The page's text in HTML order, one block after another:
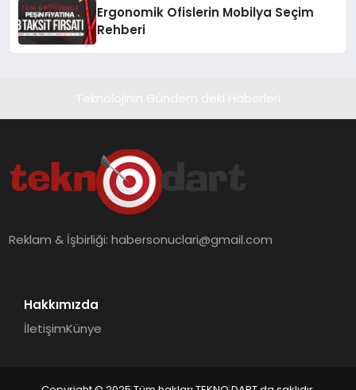
Ergonomik Ofislerin Mobilya Seçim
Rehberi
Reklam & İşbirliği:habersonuclari@gmail.com
Hakkımızda
İletişimKünye